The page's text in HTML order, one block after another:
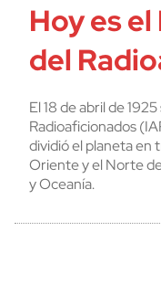
Hoy es
del
El 18 de abril de
Radioaficionados
dividió el planeta en
Oriente y el Norte
y Oceanía.